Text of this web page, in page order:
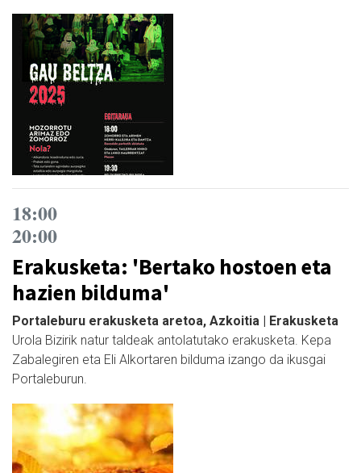
18:00
20:00
Erakusketa: 'Bertako hostoen eta
hazien bilduma'
Portaleburu erakusketa aretoa, Azkoitia | Erakusketa
Urola Bizirik natur taldeak antolatutako erakusketa. Kepa
Zabalegiren eta Eli Alkortaren bilduma izango da ikusgai
Portaleburun.